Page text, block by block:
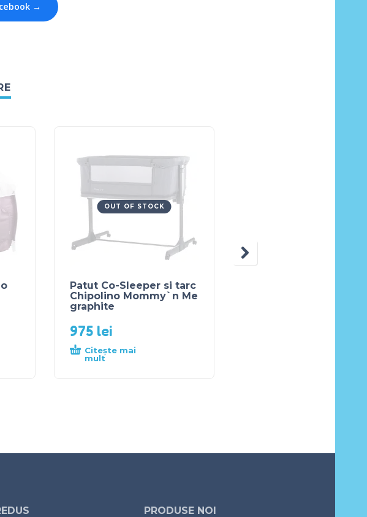
→
OUT OF STOCK
Patut Co-Sleeper si tarc
Chipolino Mommy`n Me
graphite
975 lei
Citește mai
mult
PRODUSE NOI